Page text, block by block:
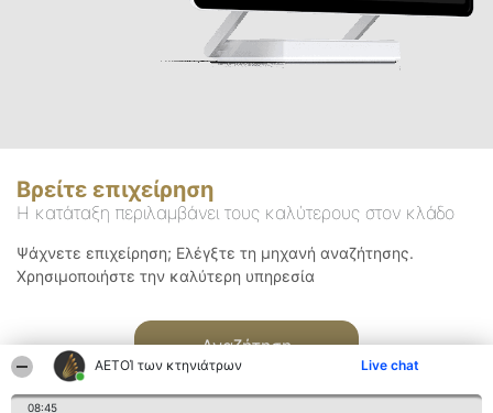
ΑΕΤΟΊ των κτηνιάτρων Live chat
08:45
Βρείτε επιχείρηση
Η κατάταξη περιλαμβάνει τους καλύτερους στον κλάδο
Ψάχνετε επιχείρηση; Ελέγξτε τη μηχανή αναζήτησης.
Χρησιμοποιήστε την καλύτερη υπηρεσία
Αναζήτηση